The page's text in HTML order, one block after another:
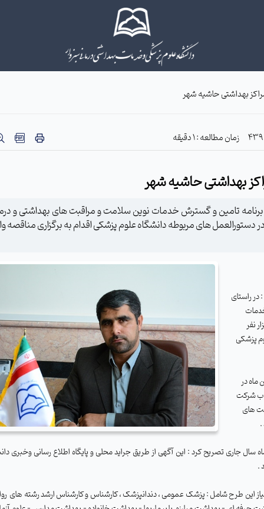
بهداشتی حاشیه شهر
زمان مطالعه : 1 دقیقه
بهداشتی حاشیه شهر
تامین و گسترش خدمات نوین سلامت و مراقبت های بهداشتی و
های مندرج در دستورالعمل های مربوطه دانشگاه علوم پزشکی اقدام به برگزاری مناقصه
در راستای
پزشکی
واجد شرایط در مورخ 20 بهمن ماه در
شرکت
های
.
سال جاری تصریح کرد : این آگهی از طریق جراید محلی و پایگاه اطلاع رسانی وخبری
.
این طرح شامل : پزشک عمومی ، دندانپزشک ، کارشناس و کارشناس ارشد رشته های